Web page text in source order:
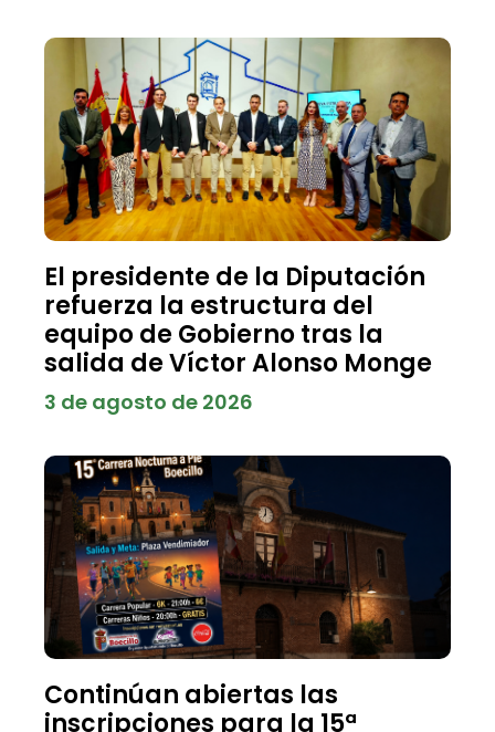
El presidente de la Diputación
refuerza la estructura del
equipo de Gobierno tras la
salida de Víctor Alonso Monge
3 de agosto de 2026
Continúan abiertas las
inscripciones para la 15ª